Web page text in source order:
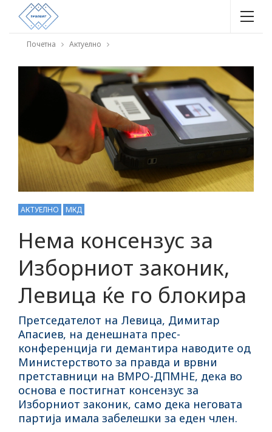
Почетна Актуелно
АКТУЕЛНО МКД
Нема консензус за
Изборниот законик,
Левица ќе го блокира
Претседателот на Левица, Димитар
Апасиев, на денешната прес-
конференција ги демантира наводите од
Министерството за правда и врвни
претставници на ВМРО-ДПМНЕ, дека во
основа е постигнат консензус за
Изборниот законик, само дека неговата
партија имала забелешки за еден член.